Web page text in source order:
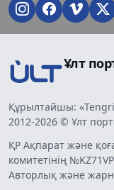
Ұлт
Құрылтайшы:
2012-2026 © Ұлт
ҚР Ақпарат және
комитетінің
Авторлық және